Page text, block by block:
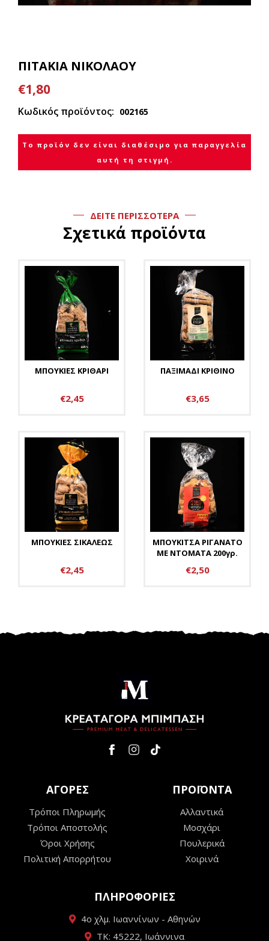
ΠΙΤΑΚΙΑ ΝΙΚΟΛΑΟΥ
€1,80
Κωδικός προϊόντος: 002165
Το προϊόν δεν είναι διαθέσιμο για παραγγελία
αυτή τη στιγμή.
ΔΕΙΤΕ ΠΕΡΙΣΣΟΤΕΡΑ
Σχετικά προϊόντα
ΜΠΟΥΚΙΕΣ ΚΡΙΘΑΡΙ
€2,45
ΠΑΞΙΜΑΔΙ ΚΡΙΘΙΝΟ
€3,65
ΜΠΟΥΚΙΕΣ ΣΙΚΑΛΕΩΣ
€2,45
ΜΠΟΥΚΙΤΣΑ ΡΙΓΑΝΑΤΟ
ΜΕ ΝΤΟΜΑΤΑ 200γρ.
€2,50
ΑΓΟΡΕΣ
Τρόποι Πληρωμής
Τρόποι Αποστολής
Όροι Χρήσης
Πολιτική Απορρήτου
ΠΡΟΪΟΝΤΑ
Αλλαντικά
Μοσχάρι
Πουλερικά
Χοιρινά
ΠΛΗΡΟΦΟΡΙΕΣ
4ο χλμ. Ιωαννίνων - Αθηνών
ΤΚ: 45222, Ιωάννινα